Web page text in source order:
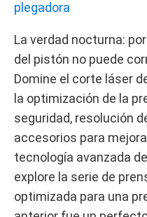
plegadora
La verdad nocturna:
del pistón no puede
Domine el corte láser
la optimización de la
seguridad, resolución
accesorios para
tecnología avanzada
explore la serie de
optimizada para una